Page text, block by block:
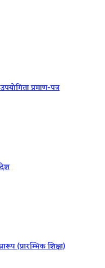
प्रमाण-पत्र
(प्रारम्भिक शिक्षा)